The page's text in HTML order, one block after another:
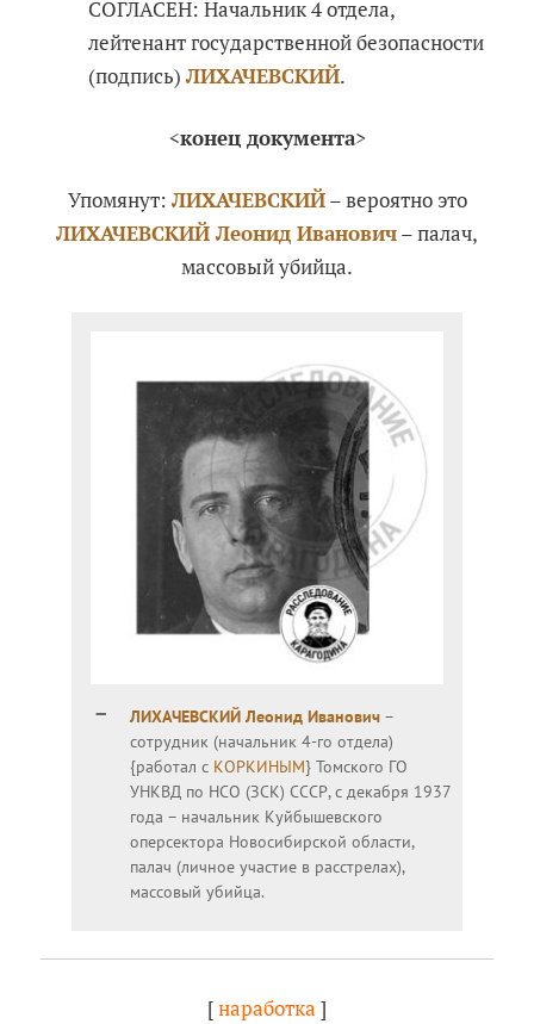
СОГЛАСЕН: Начальник 4 отдела,
лейтенант государственной безопасности
(подпись)ЛИХАЧЕВСКИЙ.
<конец документа>
Упомянут: ЛИХАЧЕВСКИЙ– вероятно это
ЛИХАЧЕВСКИЙ Леонид Иванович– палач,
массовый убийца.
ЛИХАЧЕВСКИЙ Леонид Иванович –
сотрудник (начальник 4-го отдела)
{работал с КОРКИНЫМ} Томского ГО
УНКВД по НСО (ЗСК) СССР, с декабря 1937
года – начальник Куйбышевского
оперсектора Новосибирской области,
палач (личное участие в расстрелах),
массовый убийца.
[наработка ]